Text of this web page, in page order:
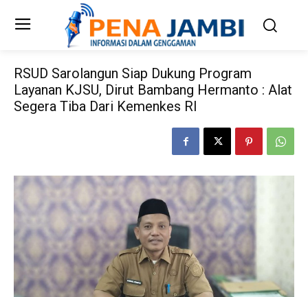
RSUD Sarolangun Siap Dukung Program
Layanan KJSU, Dirut Bambang Hermanto : Alat
Segera Tiba Dari Kemenkes RI